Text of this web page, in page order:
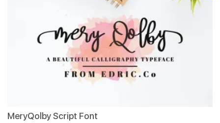
MeryQolby Script Font